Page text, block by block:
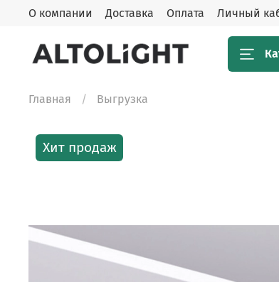
О компании Доставка Оплата Личный
Главная Выгрузка
Хит продаж